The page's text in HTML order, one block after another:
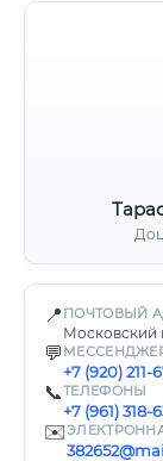
📍 ПОЧТОВЫЙ
Московский
💬
+7 (920) 211-
📞ТЕЛЕФОНЫ
+7 (961) 318-
✉️